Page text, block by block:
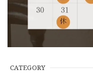
CATEGORY